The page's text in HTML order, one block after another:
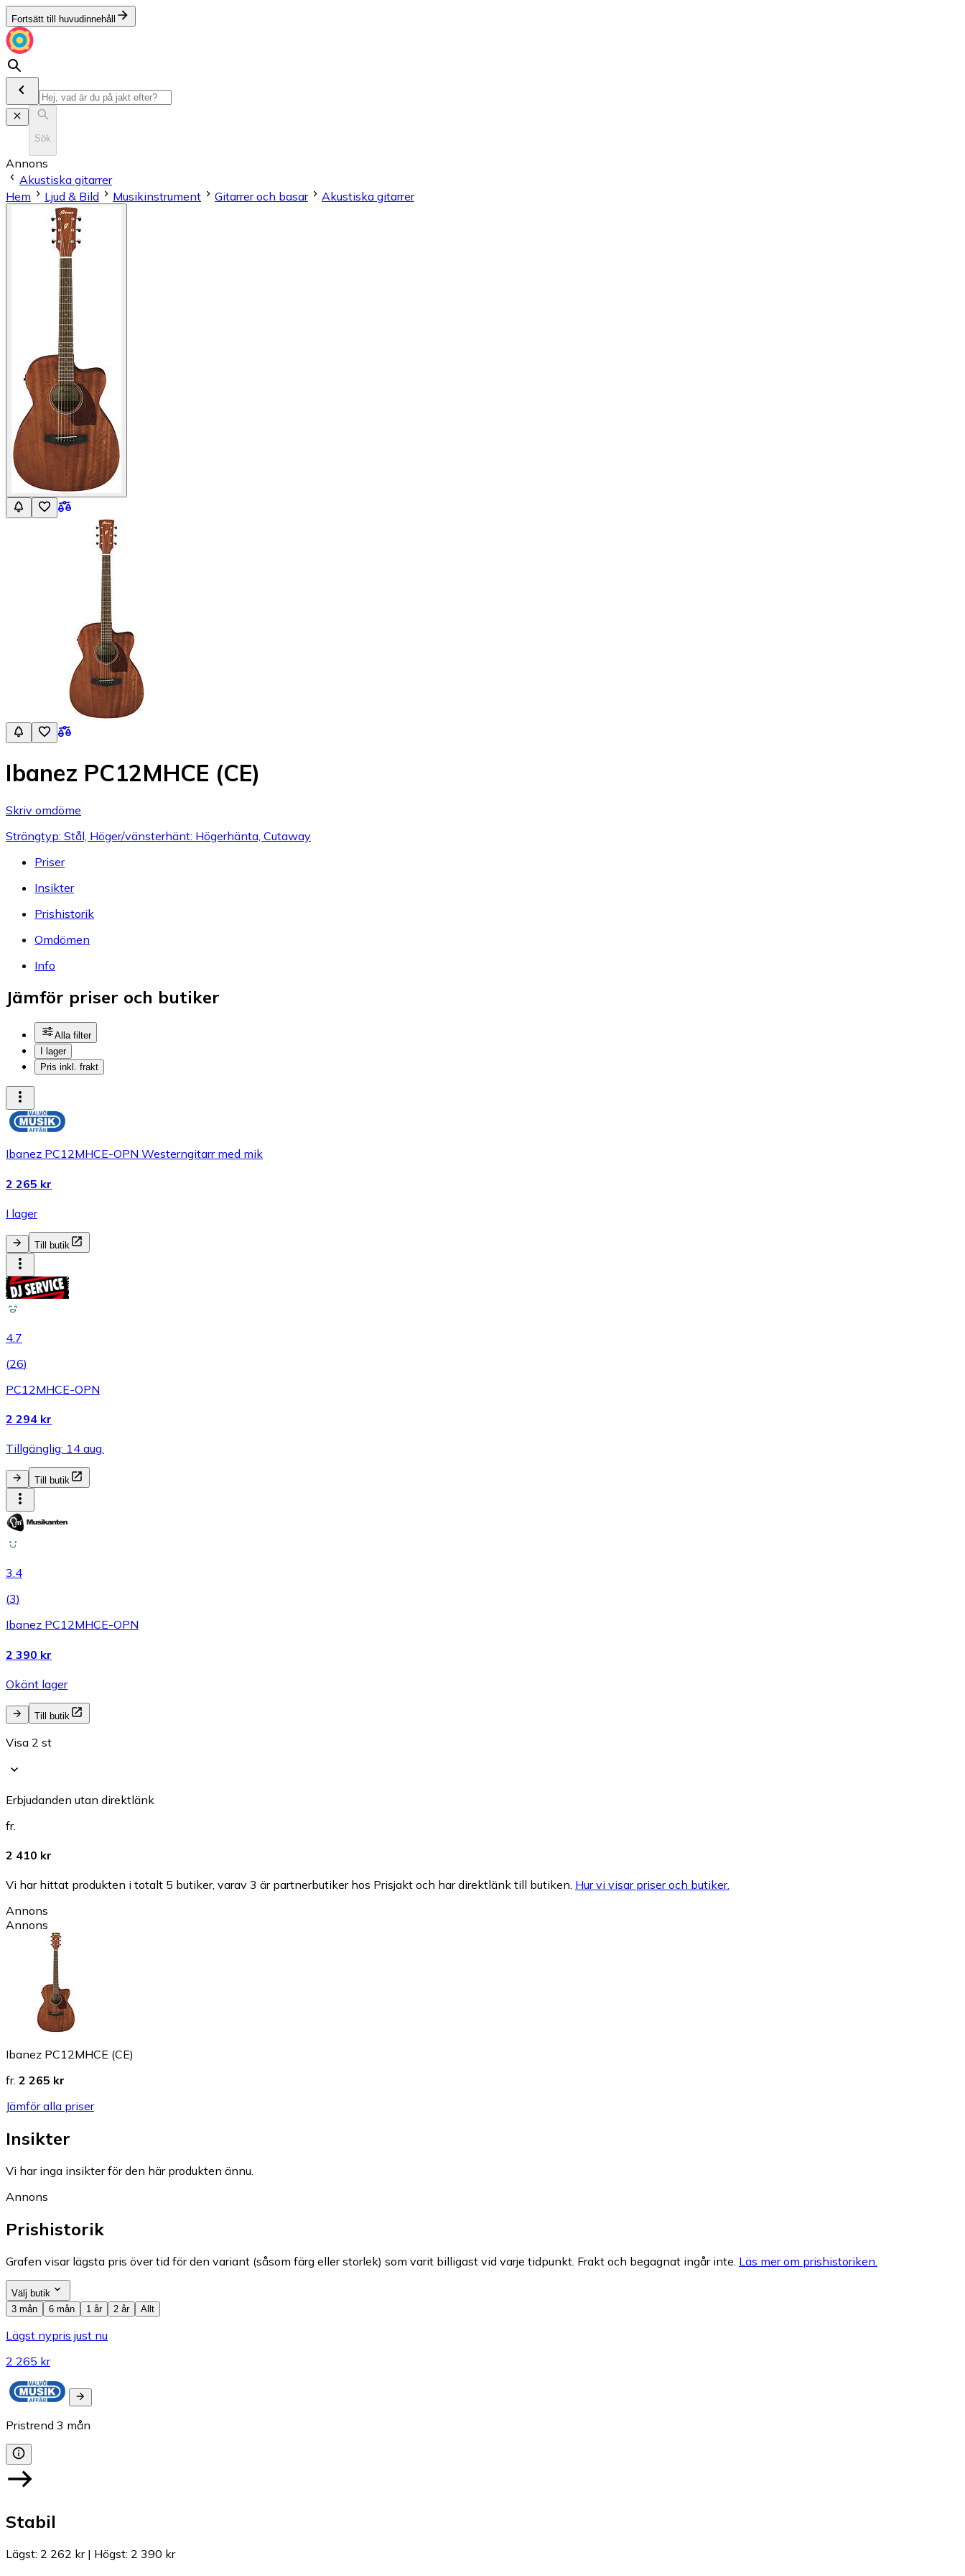
Fortsätt till huvudinnehåll
Sök
Annons
Akustiska gitarrer
Hem
Ljud & Bild Musikinstrument Gitarrer och basar Akustiska gitarrer
Ibanez PC12MHCE (CE)
Skriv omdöme
Strängtyp: Stål, Höger/vänsterhänt: Högerhänta, Cutaway
Priser
Insikter
Prishistorik
Omdömen
Info
Jämför priser och butiker
Alla filter
I lager
Pris inkl. frakt
Ibanez PC12MHCE-OPN Westerngitarr med mik
2 265 kr
I lager
Till butik
4.7
(26)
PC12MHCE-OPN
2 294 kr
Tillgänglig: 14 aug.
Till butik
3.4
(3)
Ibanez PC12MHCE-OPN
2 390 kr
Okänt lager
Till butik
Visa 2 st
Erbjudanden utan direktlänk
fr.
2 410 kr
Vi har hittat produkten i totalt 5 butiker, varav 3 är partnerbutiker hos Prisjakt och har direktlänk till butiken. Hur vi visar priser och butiker.
Annons
Annons
Ibanez PC12MHCE (CE)
fr. 2 265 kr
Jämför alla priser
Insikter
Vi har inga insikter för den här produkten ännu.
Annons
Prishistorik
Grafen visar lägsta pris över tid för den variant (såsom färg eller storlek) som varit billigast vid varje tidpunkt. Frakt och begagnat ingår inte. Läs mer om prishistoriken.
Välj butik
3 mån
6 mån 1 år 2 år Allt
Lägst nypris just nu
2 265 kr
Pristrend 3 mån
Stabil
Lägst: 2 262 kr| Högst: 2 390 kr